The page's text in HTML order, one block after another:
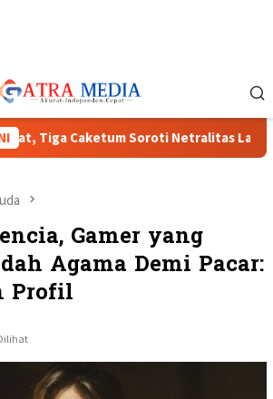
Caketum Soroti Netralitas Lampung dan
Gamer yang
Agama Demi Pacar:
Profil